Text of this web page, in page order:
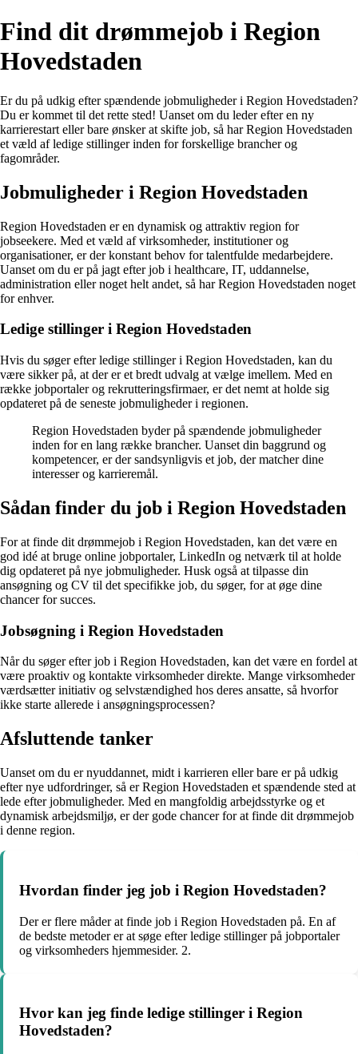
Find dit drømmejob i Region
Hovedstaden
Er du på udkig efter spændende jobmuligheder i Region Hovedstaden?
Du er kommet til det rette sted! Uanset om du leder efter en ny
karrierestart eller bare ønsker at skifte job, så har Region Hovedstaden
et væld af ledige stillinger inden for forskellige brancher og
fagområder.
Jobmuligheder i Region Hovedstaden
Region Hovedstaden er en dynamisk og attraktiv region for
jobseekere. Med et væld af virksomheder, institutioner og
organisationer, er der konstant behov for talentfulde medarbejdere.
Uanset om du er på jagt efter job i healthcare, IT, uddannelse,
administration eller noget helt andet, så har Region Hovedstaden noget
for enhver.
Ledige stillinger i Region Hovedstaden
Hvis du søger efter ledige stillinger i Region Hovedstaden, kan du
være sikker på, at der er et bredt udvalg at vælge imellem. Med en
række jobportaler og rekrutteringsfirmaer, er det nemt at holde sig
opdateret på de seneste jobmuligheder i regionen.
Region Hovedstaden byder på spændende jobmuligheder
inden for en lang række brancher. Uanset din baggrund og
kompetencer, er der sandsynligvis et job, der matcher dine
interesser og karrieremål.
Sådan finder du job i Region Hovedstaden
For at finde dit drømmejob i Region Hovedstaden, kan det være en
god idé at bruge online jobportaler, LinkedIn og netværk til at holde
dig opdateret på nye jobmuligheder. Husk også at tilpasse din
ansøgning og CV til det specifikke job, du søger, for at øge dine
chancer for succes.
Jobsøgning i Region Hovedstaden
Når du søger efter job i Region Hovedstaden, kan det være en fordel at
være proaktiv og kontakte virksomheder direkte. Mange virksomheder
værdsætter initiativ og selvstændighed hos deres ansatte, så hvorfor
ikke starte allerede i ansøgningsprocessen?
Afsluttende tanker
Uanset om du er nyuddannet, midt i karrieren eller bare er på udkig
efter nye udfordringer, så er Region Hovedstaden et spændende sted at
lede efter jobmuligheder. Med en mangfoldig arbejdsstyrke og et
dynamisk arbejdsmiljø, er der gode chancer for at finde dit drømmejob
i denne region.
Hvordan finder jeg job i Region Hovedstaden?
Der er flere måder at finde job i Region Hovedstaden på. En af
de bedste metoder er at søge efter ledige stillinger på jobportaler
og virksomheders hjemmesider. 2.
Hvor kan jeg finde ledige stillinger i Region
Hovedstaden?